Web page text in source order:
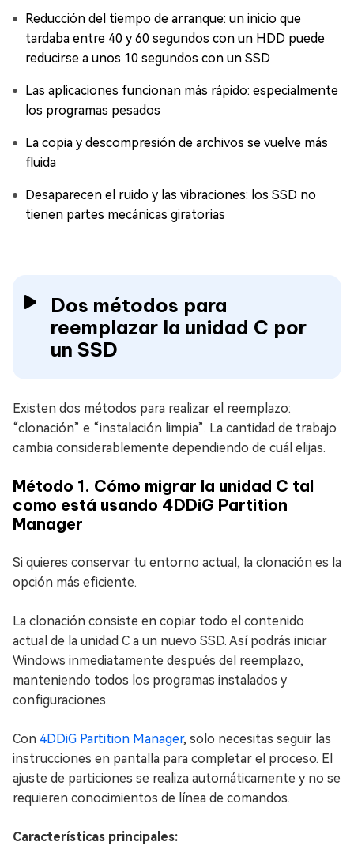
Reducción del tiempo de arranque: un inicio que
tardaba entre 40 y 60 segundos con un HDD puede
reducirse a unos 10 segundos con un SSD
Las aplicaciones funcionan más rápido: especialmente
los programas pesados
La copia y descompresión de archivos se vuelve más
fluida
Desaparecen el ruido y las vibraciones: los SSD no
tienen partes mecánicas giratorias
Dos métodos para
reemplazar la unidad C por
un SSD
Existen dos métodos para realizar el reemplazo:
“clonación” e “instalación limpia”. La cantidad de trabajo
cambia considerablemente dependiendo de cuál elijas.
Método 1. Cómo migrar la unidad C tal
como está usando 4DDiG Partition
Manager
Si quieres conservar tu entorno actual, la clonación es la
opción más eficiente.
La clonación consiste en copiar todo el contenido
actual de la unidad C a un nuevo SSD. Así podrás iniciar
Windows inmediatamente después del reemplazo,
manteniendo todos los programas instalados y
configuraciones.
Con 4DDiG Partition Manager, solo necesitas seguir las
instrucciones en pantalla para completar el proceso. El
ajuste de particiones se realiza automáticamente y no se
requieren conocimientos de línea de comandos.
Características principales: